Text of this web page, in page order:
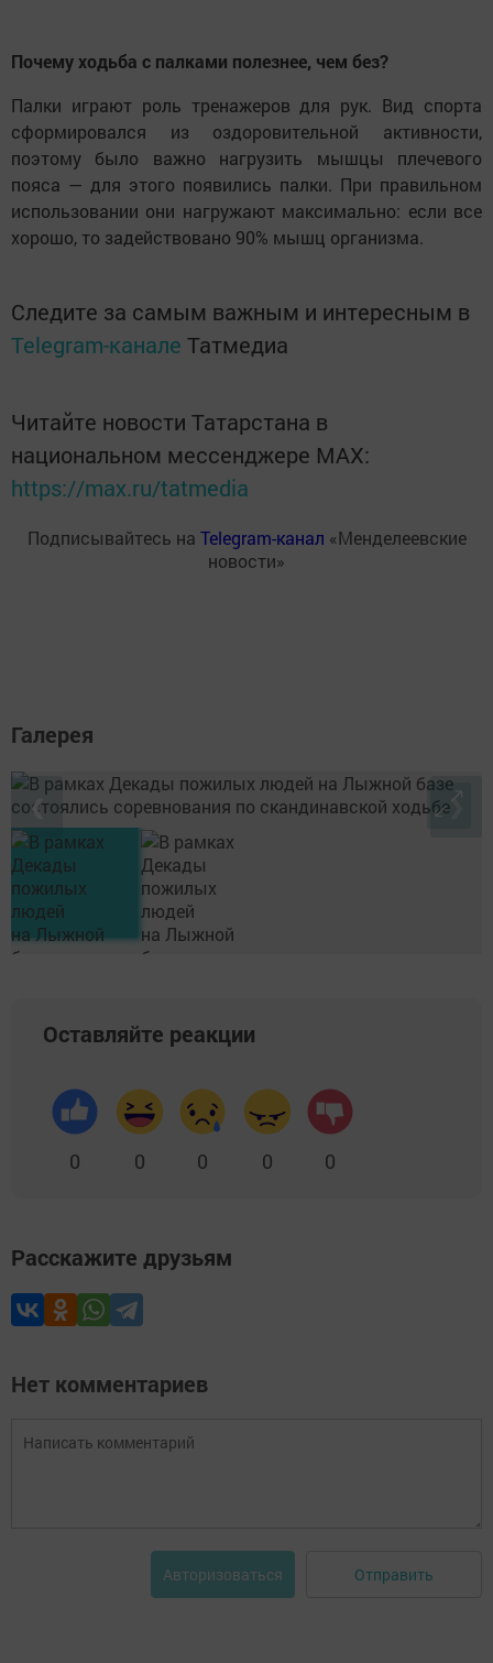
Почему ходьба с палками полезнее, чем без?
Палки играют роль тренажеров для рук. Вид спорта
сформировался из оздоровительной активности,
поэтому было важно нагрузить мышцы плечевого
пояса — для этого появились палки. При правильном
использовании они нагружают максимально: если все
хорошо, то задействовано 90% мышц организма.
Следите за самым важным и интересным в
Telegram-канале Татмедиа
Читайте новости Татарстана в
национальном мессенджере MАХ:
https://max.ru/tatmedia
Подписывайтесь на Telegram-канал «Менделеевские
новости»
Галерея
❮ ❯
Оставляйте реакции
0 0 0 0 0
Расскажите друзьям
Нет комментариев
Авторизоваться Отправить